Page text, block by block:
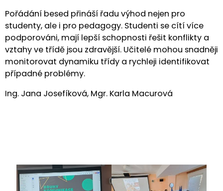
Pořádání besed přináší řadu výhod nejen pro
studenty, ale i pro pedagogy. Studenti se cítí více
podporováni, mají lepší schopnosti řešit konflikty a
vztahy ve třídě jsou zdravější. Učitelé mohou snadněji
monitorovat dynamiku třídy a rychleji identifikovat
případné problémy.
Ing. Jana Josefíková, Mgr. Karla Macurová
Fotogalerie